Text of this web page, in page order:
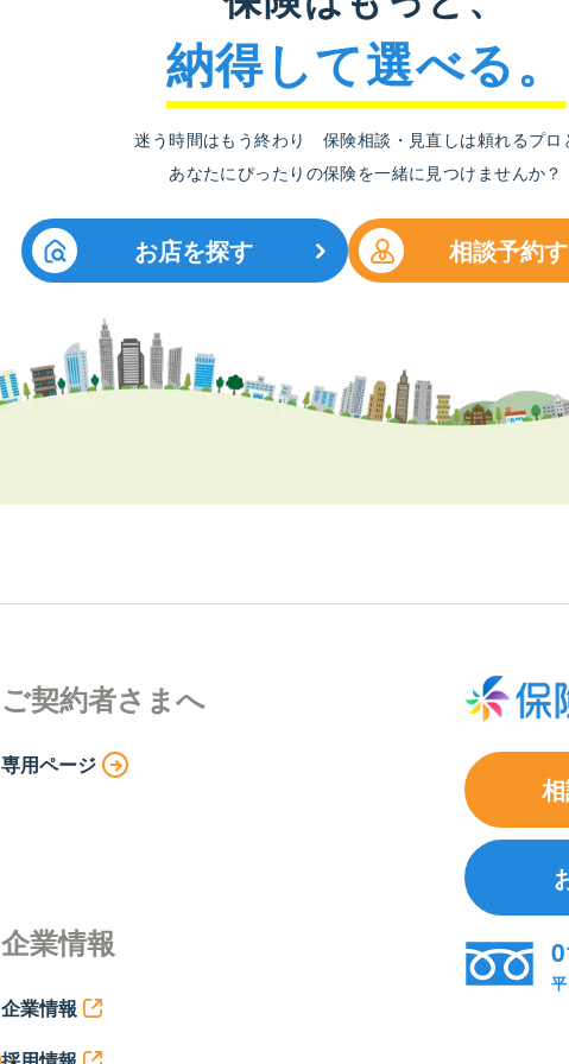
納得して選べる。
迷う時間はもう終わり 保険相談・見直しは頼れるプロ
あなたにぴったりの保険を一緒に見つけませんか？
お店を探す 相談予約
ご契約者さまへ
専用ページ
企業情報
企業情報